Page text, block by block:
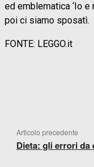
ed emblematica ‘Io
poi ci siamo sposatì.
FONTE: LEGGO.it
Articolo precedente
Dieta: gli errori da